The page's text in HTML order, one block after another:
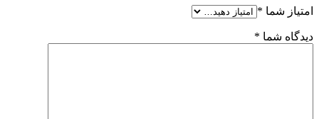
امتیاز شما *
دیدگاه شما *